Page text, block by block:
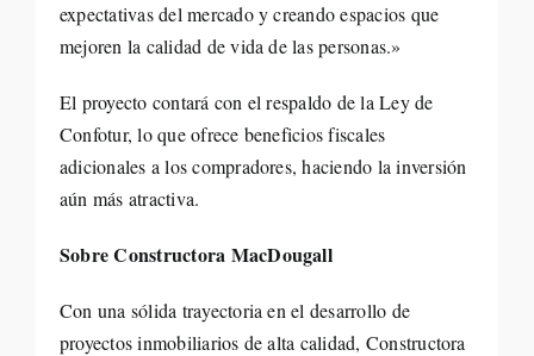
expectativas del mercado y creando espacios que
mejoren la calidad de vida de las personas.»
El proyecto contará con el respaldo de la Ley de
Confotur, lo que ofrece beneficios fiscales
adicionales a los compradores, haciendo la inversión
aún más atractiva.
Sobre Constructora MacDougall
Con una sólida trayectoria en el desarrollo de
proyectos inmobiliarios de alta calidad, Constructora